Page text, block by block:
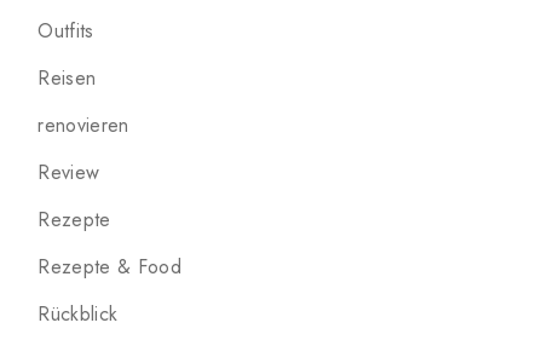
Outfits
Reisen
renovieren
Review
Rezepte
Rezepte & Food
Rückblick